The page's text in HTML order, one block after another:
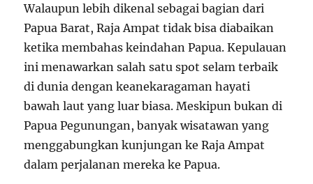
Walaupun lebih dikenal sebagai bagian dari
Papua Barat, Raja Ampat tidak bisa diabaikan
ketika membahas keindahan Papua. Kepulauan
ini menawarkan salah satu spot selam terbaik
di dunia dengan keanekaragaman hayati
bawah laut yang luar biasa. Meskipun bukan di
Papua Pegunungan, banyak wisatawan yang
menggabungkan kunjungan ke Raja Ampat
dalam perjalanan mereka ke Papua.